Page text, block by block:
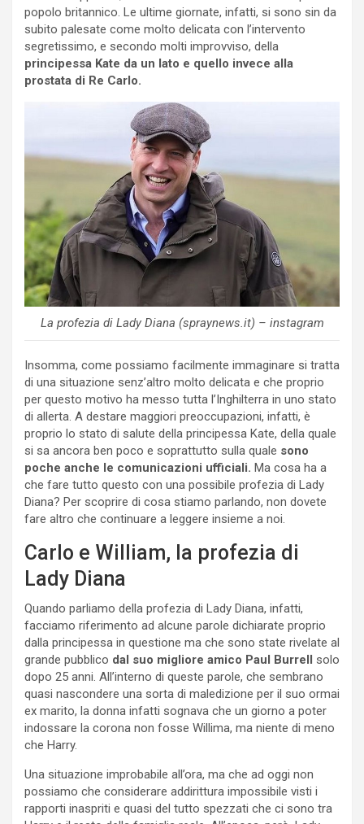
popolo britannico. Le ultime giornate, infatti, si sono sin da
subito palesate come molto delicata con l’intervento
segretissimo, e secondo molti improvviso, della
principessa Kate da un lato e quello invece alla
prostata di Re Carlo.
La profezia di Lady Diana (spraynews.it) – instagram
Insomma, come possiamo facilmente immaginare si tratta
di una situazione senz’altro molto delicata e che proprio
per questo motivo ha messo tutta l’Inghilterra in uno stato
di allerta. A destare maggiori preoccupazioni, infatti, è
proprio lo stato di salute della principessa Kate, della quale
si sa ancora ben poco e soprattutto sulla quale sono
poche anche le comunicazioni ufficiali. Ma cosa ha a
che fare tutto questo con una possibile profezia di Lady
Diana? Per scoprire di cosa stiamo parlando, non dovete
fare altro che continuare a leggere insieme a noi.
Carlo e William, la profezia di
Lady Diana
Quando parliamo della profezia di Lady Diana, infatti,
facciamo riferimento ad alcune parole dichiarate proprio
dalla principessa in questione ma che sono state rivelate al
grande pubblico dal suo migliore amico Paul Burrell solo
dopo 25 anni. All’interno di queste parole, che sembrano
quasi nascondere una sorta di maledizione per il suo ormai
ex marito, la donna infatti sognava che un giorno a poter
indossare la corona non fosse Willima, ma niente di meno
che Harry.
Una situazione improbabile all’ora, ma che ad oggi non
possiamo che considerare addirittura impossibile visti i
rapporti inaspriti e quasi del tutto spezzati che ci sono tra